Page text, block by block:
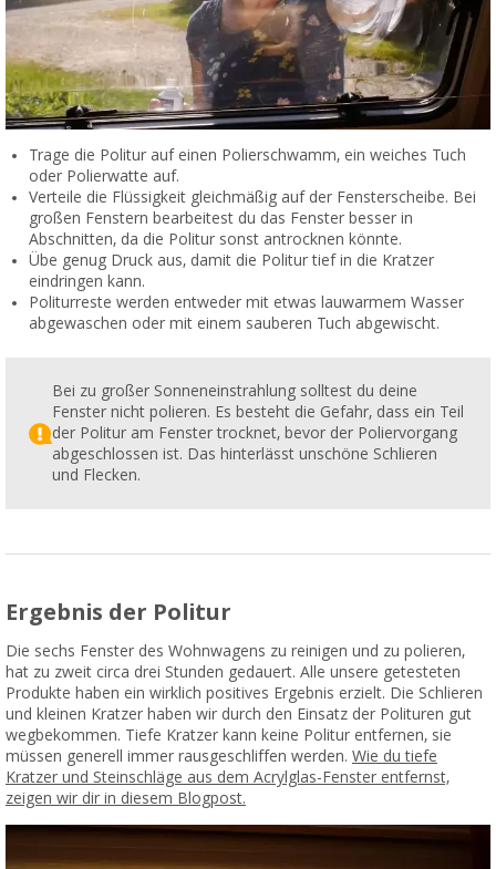
Trage die Politur auf einen Polierschwamm, ein weiches Tuch
oder Polierwatte auf.
Verteile die Flüssigkeit gleichmäßig auf der Fensterscheibe. Bei
großen Fenstern bearbeitest du das Fenster besser in
Abschnitten, da die Politur sonst antrocknen könnte.
Übe genug Druck aus, damit die Politur tief in die Kratzer
eindringen kann.
Politurreste werden entweder mit etwas lauwarmem Wasser
abgewaschen oder mit einem sauberen Tuch abgewischt.
Bei zu großer Sonneneinstrahlung solltest du deine
Fenster nicht polieren. Es besteht die Gefahr, dass ein Teil
der Politur am Fenster trocknet, bevor der Poliervorgang
abgeschlossen ist. Das hinterlässt unschöne Schlieren
und Flecken.
Ergebnis der Politur
Die sechs Fenster des Wohnwagens zu reinigen und zu polieren,
hat zu zweit circa drei Stunden gedauert. Alle unsere getesteten
Produkte haben ein wirklich positives Ergebnis erzielt. Die Schlieren
und kleinen Kratzer haben wir durch den Einsatz der Polituren gut
wegbekommen. Tiefe Kratzer kann keine Politur entfernen, sie
müssen generell immer rausgeschliffen werden. Wie du tiefe
Kratzer und Steinschläge aus dem Acrylglas-Fenster entfernst,
zeigen wir dir in diesem Blogpost.